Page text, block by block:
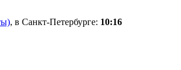
, в Санкт-Петербурге: 10:16